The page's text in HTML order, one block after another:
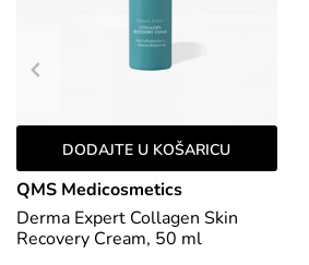
DODAJTE U KOŠARICU
QMS Medicosmetics
Derma Expert Collagen Skin
Recovery Cream, 50 ml